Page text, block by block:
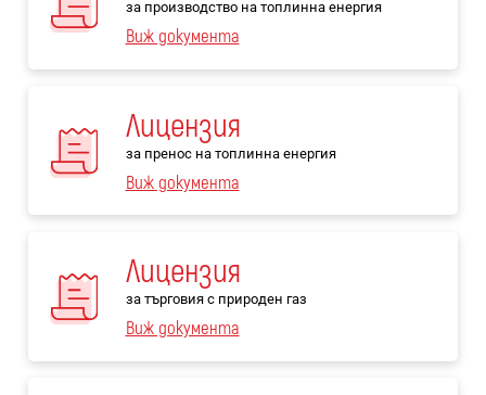
за производство на топлинна енергия
Виж документа
Лицензия
за пренос на топлинна енергия
Виж документа
Лицензия
за търговия с природен газ
Виж документа